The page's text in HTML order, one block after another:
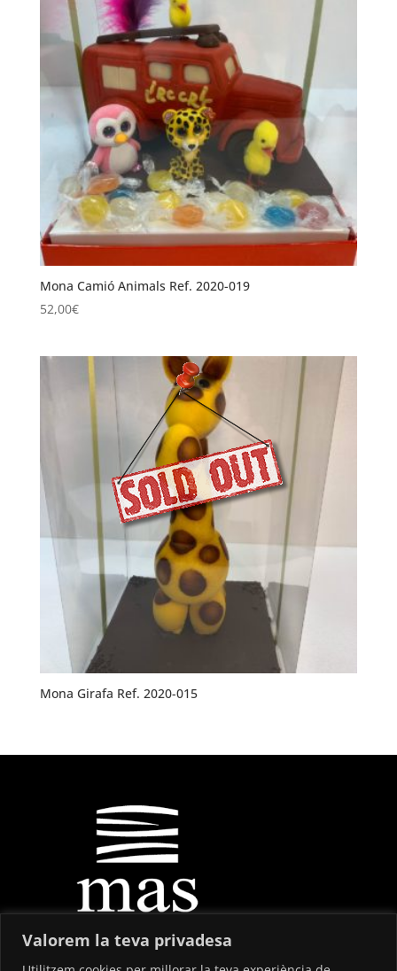
Valorem la teva privadesa
Mona Camió Animals Ref. 2020-019
52,00€
Mona Girafa Ref. 2020-015